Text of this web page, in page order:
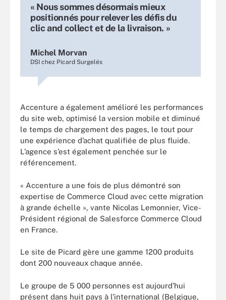
« Nous sommes désormais mieux
positionnés pour relever les défis du
clic and collect et de la livraison. »
Michel Morvan
DSI chez Picard Surgelés
Accenture a également amélioré les performances
du site web, optimisé la version mobile et diminué
le temps de chargement des pages, le tout pour
une expérience d’achat qualifiée de plus fluide.
L’agence s’est également penchée sur le
référencement.
« Accenture a une fois de plus démontré son
expertise de Commerce Cloud avec cette migration
à grande échelle », vante Nicolas Lemonnier, Vice-
Président régional de Salesforce Commerce Cloud
en France.
Le site de Picard gère une gamme 1200 produits
dont 200 nouveaux chaque année.
Le groupe de 5 000 personnes est aujourd’hui
présent dans huit pays à l’international (Belgique,